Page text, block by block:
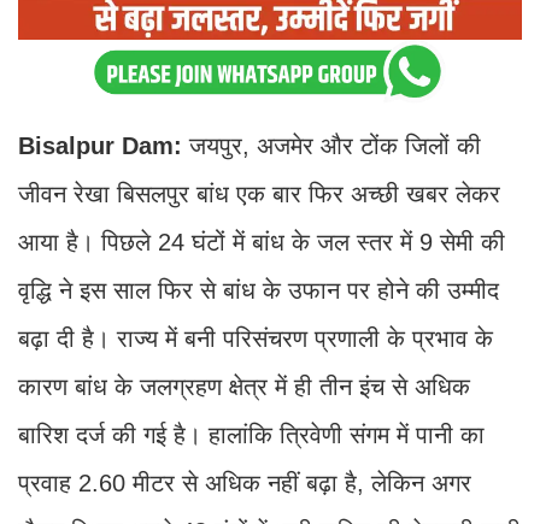
Bisalpur Dam:जयपुर, अजमेर और टोंक जिलों की
जीवन रेखा बिसलपुर बांध एक बार फिर अच्छी खबर लेकर
आया है। पिछले 24 घंटों में बांध के जल स्तर में 9 सेमी की
वृद्धि ने इस साल फिर से बांध के उफान पर होने की उम्मीद
बढ़ा दी है। राज्य में बनी परिसंचरण प्रणाली के प्रभाव के
कारण बांध के जलग्रहण क्षेत्र में ही तीन इंच से अधिक
बारिश दर्ज की गई है। हालांकि त्रिवेणी संगम में पानी का
प्रवाह 2.60 मीटर से अधिक नहीं बढ़ा है, लेकिन अगर